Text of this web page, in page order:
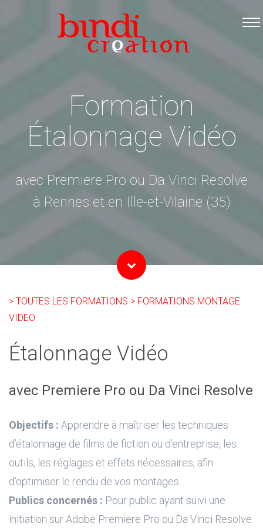
Accueil
Les formations
Logiciels Libres
Infos pratiques
Contact
Formation
Étalonnage Vidéo
avec Premiere Pro ou Da Vinci Resolve
à Rennes et en Ille-et-Vilaine (35)
> TOUTES LES FORMATIONS > FORMATIONS MONTAGE
VIDEO
Étalonnage Vidéo
avec Premiere Pro ou Da Vinci Resolve
Objectifs : Apprendre à maîtriser les techniques
d’étalonnage de films de fiction ou d’entreprise, les
outils, les réglages et effets nécessaires, afin
d’optimiser le rendu de vos montages.
Publics concernés : Pour public ayant suivi une
initiation sur Adobe Premiere Pro ou Da Vinci Resolve.